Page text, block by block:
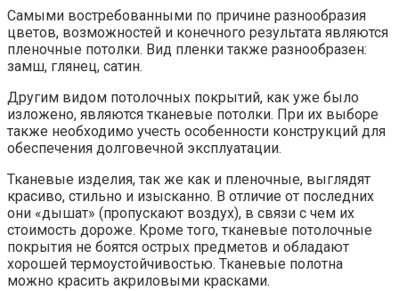
Самыми востребованными по причине разнообразия
цветов, возможностей и конечного результата являются
пленочные потолки. Вид пленки также разнообразен:
замш, глянец, сатин.
Другим видом потолочных покрытий, как уже было
изложено, являются тканевые потолки. При их выборе
также необходимо учесть особенности конструкций для
обеспечения долговечной эксплуатации.
Тканевые изделия, так же как и пленочные, выглядят
красиво, стильно и изысканно. В отличие от последних
они «дышат» (пропускают воздух), в связи с чем их
стоимость дороже. Кроме того, тканевые потолочные
покрытия не боятся острых предметов и обладают
хорошей термоустойчивостью. Тканевые полотна
можно красить акриловыми красками.